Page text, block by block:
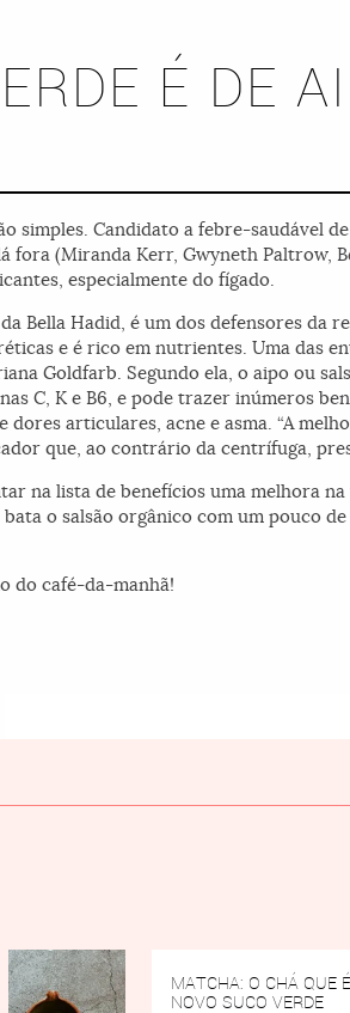
É DE
simples. Candidato a febre-saudável
fora (Miranda Kerr, Gwyneth Paltrow,
especialmente do fígado.
Bella Hadid, é um dos defensores da
e é rico em nutrientes. Uma das
Goldfarb. Segundo ela, o aipo ou
C, K e B6, e pode trazer inúmeros
articulares, acne e asma. “A
que, ao contrário da centrífuga,
na lista de benefícios uma melhora
o salsão orgânico com um pouco
do café-da-manhã!
MATCHA: O CHÁ QUE
NOVO SUCO VERDE